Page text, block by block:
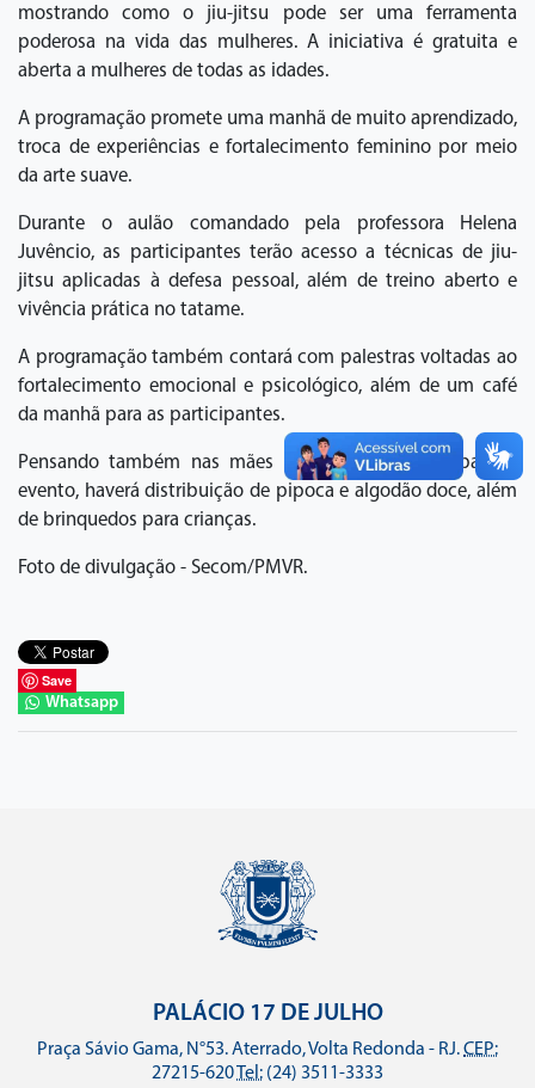
mostrando como o jiu-jitsu pode ser uma ferramenta
poderosa na vida das mulheres. A iniciativa é gratuita e
aberta a mulheres de todas as idades.
A programação promete uma manhã de muito aprendizado,
troca de experiências e fortalecimento feminino por meio
da arte suave.
Durante o aulão comandado pela professora Helena
Juvêncio, as participantes terão acesso a técnicas de jiu-
jitsu aplicadas à defesa pessoal, além de treino aberto e
vivência prática no tatame.
A programação também contará com palestras voltadas ao
fortalecimento emocional e psicológico, além de um café
da manhã para as participantes.
Pensando também nas mães que desejam participar do
evento, haverá distribuição de pipoca e algodão doce, além
de brinquedos para crianças.
Foto de divulgação - Secom/PMVR.
Save
Whatsapp
PALÁCIO 17 DE JULHO
Praça Sávio Gama, N°53. Aterrado, Volta Redonda - RJ.CEP:
27215-620Tel: (24) 3511-3333